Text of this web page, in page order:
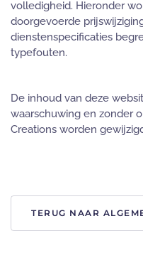
volledigheid. Hieronder
doorgevoerde
dienstenspecificaties
typefouten.
De inhoud van deze
waarschuwing en zonder
Creations worden
TERUG NAAR